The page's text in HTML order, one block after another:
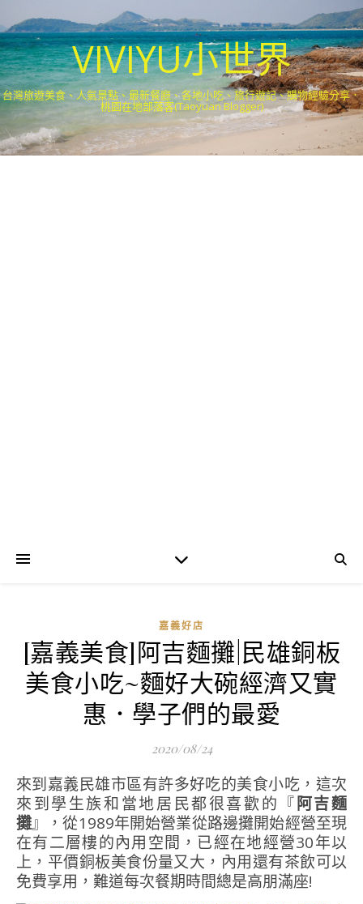
VIVIYU小世界
台灣旅遊美食、人氣景點、最新餐廳、各地小吃、旅行遊記、購物經驗分享．
桃園在地部落客(Taoyuan Blogger)
嘉義好店
[嘉義美食]阿吉麵攤|民雄銅板
美食小吃~麵好大碗經濟又實
惠．學子們的最愛
2020/08/24
來到嘉義民雄市區有許多好吃的美食小吃，這次
來到學生族和當地居民都很喜歡的『阿吉麵
攤』，從1989年開始營業從路邊攤開始經營至現
在有二層樓的內用空間，已經在地經營30年以
上，平價銅板美食份量又大，內用還有茶飲可以
免費享用，難道每次餐期時間總是高朋滿座!